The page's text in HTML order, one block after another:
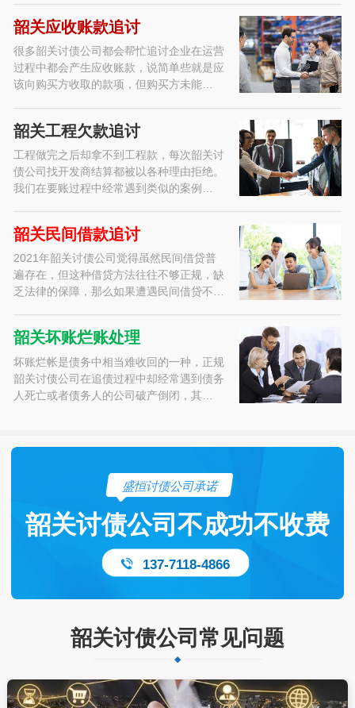
韶关应收账款追讨
很多韶关讨债公司都会帮忙追讨企业在运营
过程中都会产生应收账款，说简单些就是应
该向购买方收取的款项，但购买方未能…
韶关工程欠款追讨
工程做完之后却拿不到工程款，每次韶关讨
债公司找开发商结算都被以各种理由拒绝。
我们在要账过程中经常遇到类似的案例…
韶关民间借款追讨
2021年韶关讨债公司觉得虽然民间借贷普
遍存在，但这种借贷方法往往不够正规，缺
乏法律的保障，那么如果遭遇民间借贷不…
韶关坏账烂账处理
坏账烂帐是债务中相当难收回的一种，正规
韶关讨债公司在追债过程中却经常遇到债务
人死亡或者债务人的公司破产倒闭，其…
盛恒讨债公司承诺
韶关讨债公司不成功不收费
137-7118-4866
韶关讨债公司常见问题